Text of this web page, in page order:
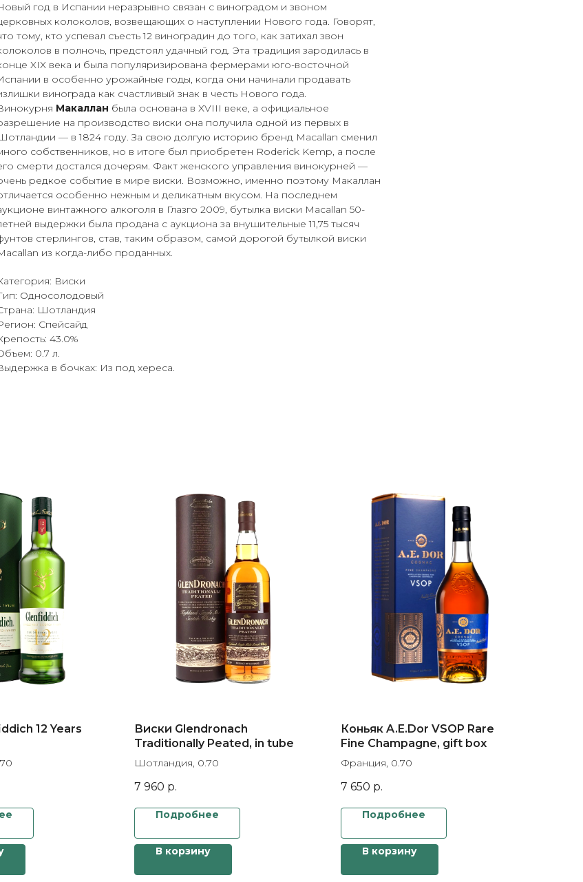
год в Испании неразрывно связан с виноградом и звоном
колоколов, возвещающих о наступлении Нового года. Говорят,
тому, кто успевал съесть 12 виноградин до того, как затихал звон
в полночь, предстоял удачный год. Эта традиция зародилась в
XIX века и была популяризирована фермерами юго-восточной
в особенно урожайные годы, когда они начинали продавать
винограда как счастливый знак в честь Нового года.
Макаллан была основана в XVIII веке, а официальное
на производство виски она получила одной из первых в
— в 1824 году. За свою долгую историю бренд Macallan сменил
собственников, но в итоге был приобретен Roderick Kemp, а после
смерти достался дочерям. Факт женского управления винокурней —
редкое событие в мире виски. Возможно, именно поэтому Макаллан
особенно нежным и деликатным вкусом. На последнем
винтажного алкоголя в Глазго 2009, бутылка виски Macallan 50-
выдержки была продана с аукциона за внушительные 11,75 тысяч
стерлингов, став, таким образом, самой дорогой бутылкой виски
из когда-либо проданных.
Виски
Односолодовый
Шотландия
Спейсайд
43.0%
0.7 л.
в бочках: Из под хереса.
12 Years
Виски Glendronach
Traditionally Peated, in tube
Шотландия, 0.70
7 960 р.
Подробнее
В корзину
Коньяк A.E.Dor VSOP Rare
Fine Champagne, gift box
Франция, 0.70
7 650 р.
Подробнее
В корзину